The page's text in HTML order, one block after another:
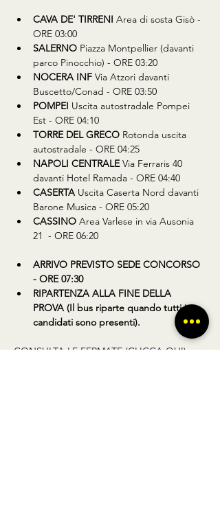
CAVA DE' TIRRENI Area di sosta Gisò -
ORE 03:00
SALERNO Piazza Montpellier (davanti
parco Pinocchio) - ORE 03:20
NOCERA INF Via Atzori davanti
Buscetto/Conad - ORE 03:50
POMPEI Uscita autostradale Pompei
Est - ORE 04:10
TORRE DEL GRECO Rotonda uscita
autostradale - ORE 04:25
NAPOLI CENTRALE Via Ferraris 40
davanti Hotel Ramada - ORE 04:40
CASERTA Uscita Caserta Nord davanti
Barone Musica - ORE 05:20
CASSINO Area Varlese in via Ausonia
21  - ORE 06:20
ARRIVO PREVISTO SEDE CONCORSO
- ORE 07:30
RIPARTENZA ALLA FINE DELLA
PROVA (Il bus riparte quando tutti i
candidati sono presenti).
CONSULTA LE FERMATE (CLICCA QUI)